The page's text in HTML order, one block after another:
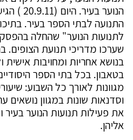
הנוער
התנועה לבתי הספר בעיר.
לתנועות הנוער" שהחלה
שערכו מדריכי תנועת הצופים.
בנושא אחריות ומחויבות אישית
בטאבון. בכל בתי הספר היסודיים
מגוונות לאורך כל השבוע:
וסדנאות שונות במגוון
את פעילות תנועות הנוער
אליהן.